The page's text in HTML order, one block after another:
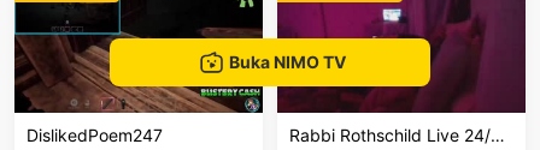
DislikedPoem247 Rabbi Rothschild Live 24/7/365
Buka NIMO TV